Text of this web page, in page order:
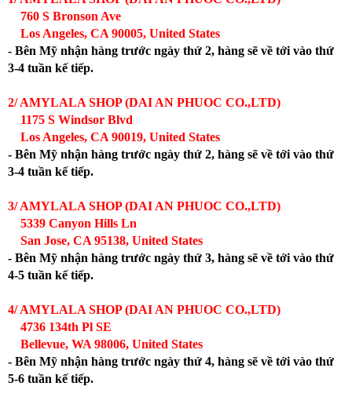
760 S Bronson Ave
Los Angeles, CA 90005, United States
- Bên Mỹ nhận hàng trước ngày thứ 2, hàng sẽ về tới vào thứ
3-4 tuần kế tiếp.
2/ AMYLALA SHOP (DAI AN PHUOC CO.,LTD)
1175 S Windsor Blvd
Los Angeles, CA 90019, United States
- Bên Mỹ nhận hàng trước ngày thứ 2, hàng sẽ về tới vào thứ
3-4 tuần kế tiếp.
3/ AMYLALA SHOP (DAI AN PHUOC CO.,LTD)
5339 Canyon Hills Ln
San Jose, CA 95138, United States
- Bên Mỹ nhận hàng trước ngày thứ 3, hàng sẽ về tới vào thứ
4-5 tuần kế tiếp.
4/ AMYLALA SHOP (DAI AN PHUOC CO.,LTD)
4736 134th Pl SE
Bellevue, WA 98006, United States
- Bên Mỹ nhận hàng trước ngày thứ 4, hàng sẽ về tới vào thứ
5-6 tuần kế tiếp.